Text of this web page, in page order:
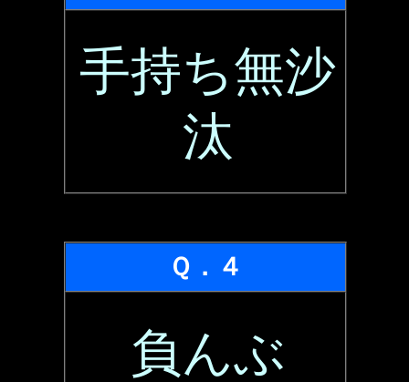
手持ち無沙
汰
Ｑ．４
負んぶ